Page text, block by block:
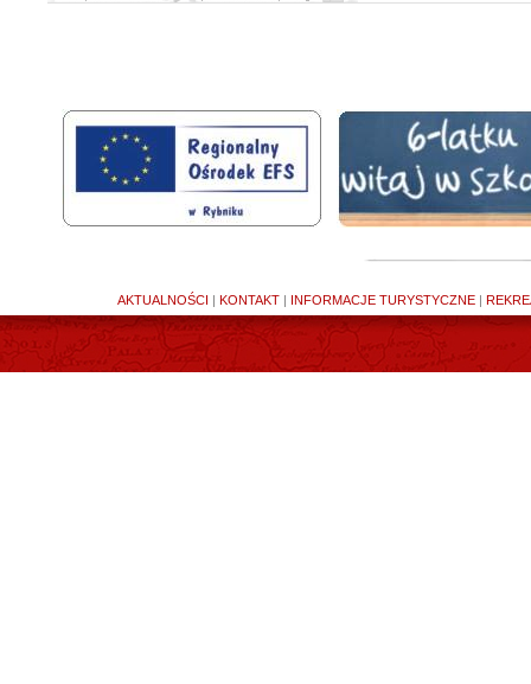
AKTUALNOŚCI | KONTAKT | INFORMACJE TURYSTYCZNE |